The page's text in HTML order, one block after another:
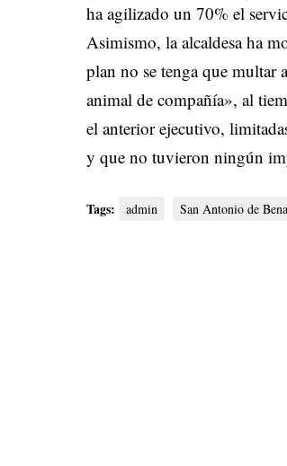
ha agilizado un 70% el
Asimismo, la alcaldesa ha
plan no se tenga que multar
animal de compañía», al
el anterior ejecutivo,
y que no tuvieron ningún
Tags: admin San Antonio de